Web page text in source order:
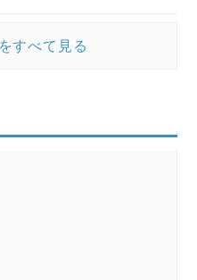
すべて見る